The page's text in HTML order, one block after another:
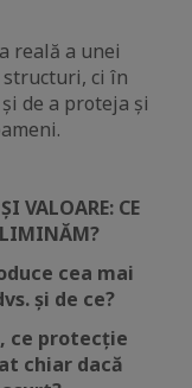
reală a unei
ci în
de a proteja și
VALOARE: CE
cea mai
și de ce?
ce protecție
chiar dacă